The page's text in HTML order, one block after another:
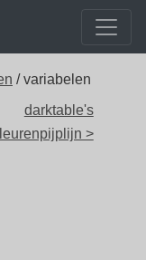
/ variabelen
darktable's
>